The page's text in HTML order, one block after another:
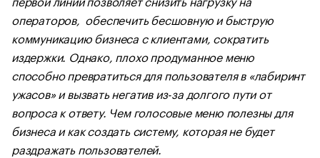
операторов, обеспечить бесшовную и быструю
коммуникацию бизнеса с клиентами, сократить
издержки. Однако, плохо продуманное меню
способно превратиться для пользователя в «лабиринт
ужасов» и вызвать негатив из-за долгого пути от
вопроса к ответу. Чем голосовые меню полезны для
бизнеса и как создать систему, которая не будет
раздражать пользователей.